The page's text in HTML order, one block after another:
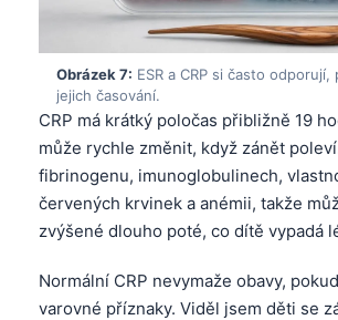
Obrázek 7: ESR a CRP si často
jejich časování.
CRP má krátký poločas přibližně 19
může rychle změnit, když zánět
fibrinogenu, imunoglobulinech,
červených krvinek a anémii, takže
zvýšené dlouho poté, co dítě vypadá
Normální CRP nevymaže obavy,
varovné příznaky. Viděl jsem děti se
తెలుగు
ગુજરાતી
ಕನ್ನಡ
മലയാളം
Bahasa Melayu
Tiếng Việt
ไทย